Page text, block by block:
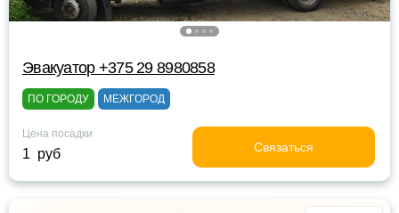
Эвакуатор +375 29 8980858
ПО ГОРОДУ МЕЖГОРОД
Цена посадки
1 руб Связаться